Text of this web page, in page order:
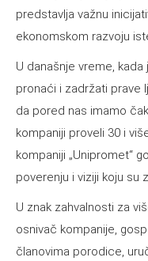
predstavlja važnu
ekonomskom razvoju
U današnje vreme,
pronaći i zadržati prave
da pored nas imamo
kompaniji proveli 30 i
kompaniji „Unipromet“
poverenju i viziji koju su
U znak zahvalnosti za
osnivač kompanije,
članovima porodice,